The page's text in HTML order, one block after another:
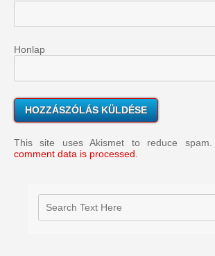
Honlap
This site uses Akismet to reduce spam.
comment data is processed.